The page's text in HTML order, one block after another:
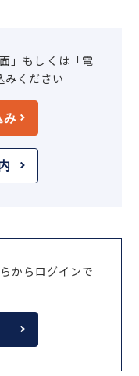
」もしくは「電
みください
み
からログインで